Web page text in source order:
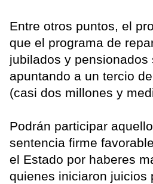
Entre otros puntos, el
que el programa de
jubilados y pensionados
apuntando a un tercio
(casi dos millones y
Podrán participar
sentencia firme
el Estado por haberes
quienes iniciaron juicios